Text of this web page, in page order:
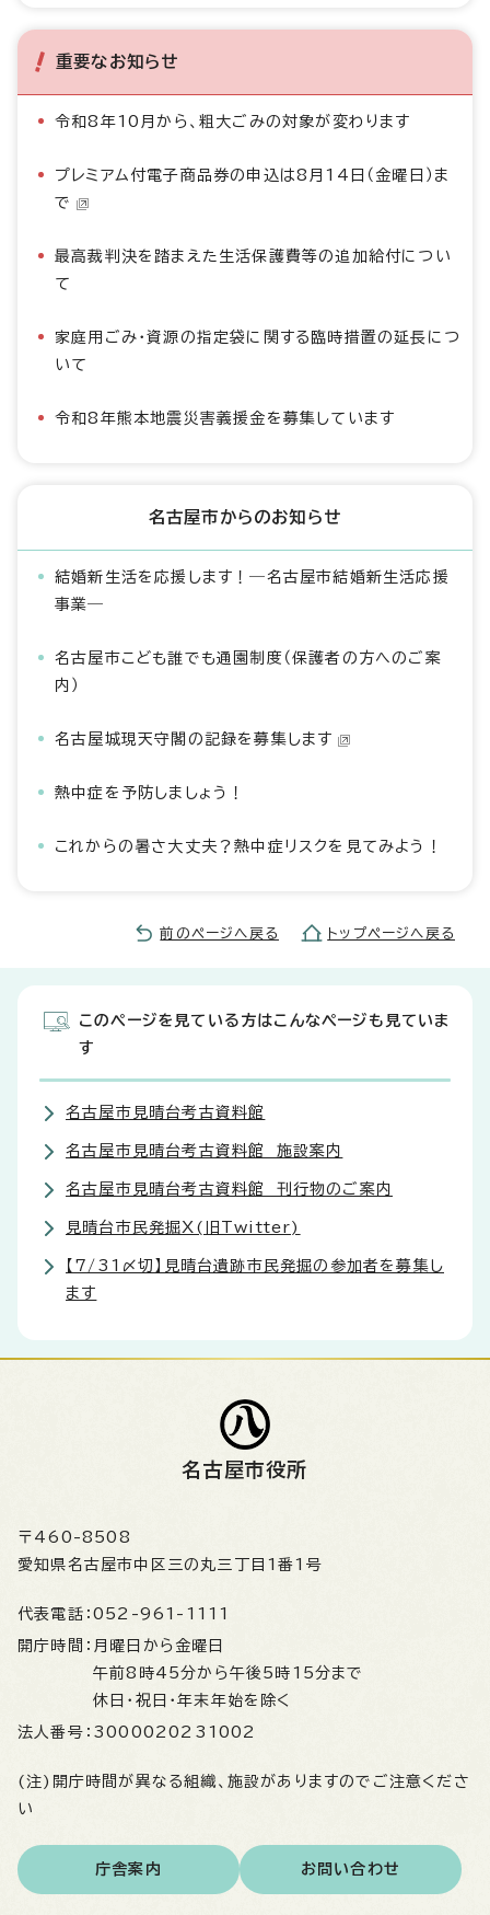
重要なお知らせ
令和8年10月から、粗大ごみの対象が変わります
プレミアム付電子商品券の申込は8月14日（金曜日）ま
で
最高裁判決を踏まえた生活保護費等の追加給付につい
て
家庭用ごみ・資源の指定袋に関する臨時措置の延長につ
いて
令和8年熊本地震災害義援金を募集しています
名古屋市からのお知らせ
結婚新生活を応援します！―名古屋市結婚新生活応援
事業―
名古屋市こども誰でも通園制度（保護者の方へのご案
内）
名古屋城現天守閣の記録を募集します
熱中症を予防しましょう！
これからの暑さ大丈夫？熱中症リスクを見てみよう！
前のページへ戻る トップページへ戻る
このページを見ている方はこんなページも見ていま
す
名古屋市見晴台考古資料館
名古屋市見晴台考古資料館 施設案内
名古屋市見晴台考古資料館 刊行物のご案内
見晴台市民発掘X(旧Twitter)
【7/31〆切】見晴台遺跡市民発掘の参加者を募集し
ます
名古屋市役所
〒460-8508
愛知県名古屋市中区三の丸三丁目1番1号
代表電話： 052-961-1111
開庁時間： 月曜日から金曜日
午前8時45分から午後5時15分まで
休日・祝日・年末年始を除く
法人番号： 3000020231002
(注)開庁時間が異なる組織、施設がありますのでご注意くださ
い
庁舎案内 お問い合わせ